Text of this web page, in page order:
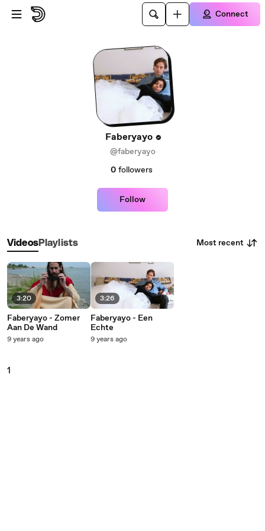
Skip to main content
Connect
Faberyayo
@faberyayo
0 followers
Follow
VideosPlaylists Most recent
3:20
Faberyayo - Zomer
Aan De Wand
9 years ago
3:26
Faberyayo - Een
Echte
9 years ago
1